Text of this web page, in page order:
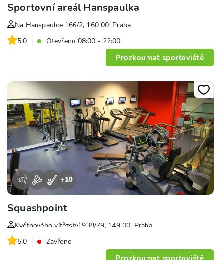
Sportovní areál Hanspaulka
Na Hanspaulce 166/2, 160 00, Praha
5.0
Otevřeno 08:00 - 22:00
Prozkoumat sportoviště
+10
Squashpoint
Květnového vítězství 938/79, 149 00, Praha
5.0
Zavřeno
Prozkoumat sportoviště